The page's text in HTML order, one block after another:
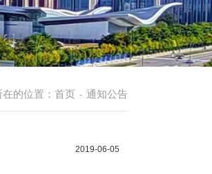
的位置： 首页 - 通知公告
2019-06-05